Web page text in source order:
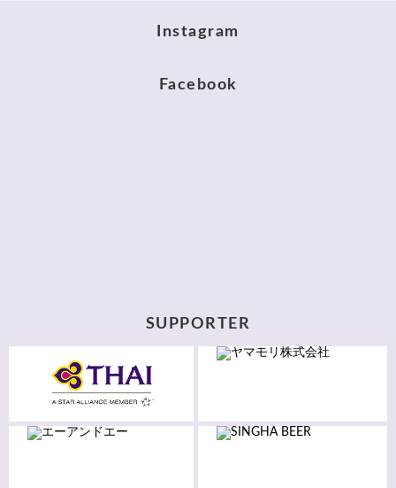
Instagram
Facebook
SUPPORTER